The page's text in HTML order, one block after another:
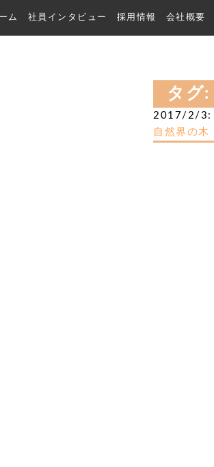
ム 社員インタビュー 採用情報 会社概要
タグ:
2017/2/3:
自然界の木